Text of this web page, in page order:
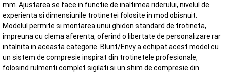
mm. Ajustarea se face in functie de inaltimea riderului, nivelul de
experienta si dimensiunile trotinetei folosite in mod obisnuit.
Modelul permite si montarea unui ghidon standard de trotineta,
impreuna cu clema aferenta, oferind o libertate de personalizare rar
intalnita in aceasta categorie. Blunt/Envy a echipat acest model cu
un sistem de compresie inspirat din trotinetele profesionale,
folosind rulmenti complet sigilati si un shim de compresie din